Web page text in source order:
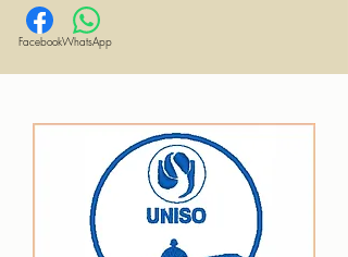
FacebookWhatsApp